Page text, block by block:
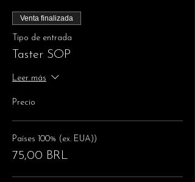
Venta finalizada
Tipo de entrada
Taster SOP
Leer más
Precio
Países 100% (ex. EUA))
75,00 BRL